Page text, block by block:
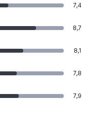
7,4
8,7
8,1
7,8
7,9